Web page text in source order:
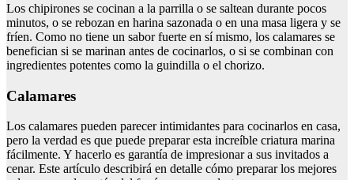
Los chipirones se cocinan a la parrilla o se saltean durante pocos
minutos, o se rebozan en harina sazonada o en una masa ligera y se
fríen. Como no tiene un sabor fuerte en sí mismo, los calamares se
benefician si se marinan antes de cocinarlos, o si se combinan con
ingredientes potentes como la guindilla o el chorizo.
Calamares
Los calamares pueden parecer intimidantes para cocinarlos en casa,
pero la verdad es que puede preparar esta increíble criatura marina
fácilmente. Y hacerlo es garantía de impresionar a sus invitados a
cenar. Este artículo describirá en detalle cómo preparar los mejores